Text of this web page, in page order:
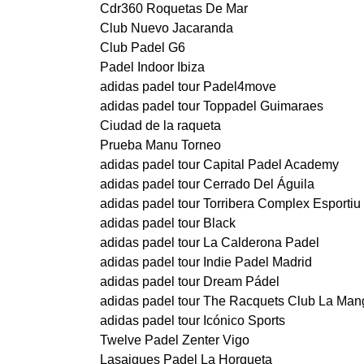
Cdr360 Roquetas De Mar
Club Nuevo Jacaranda
Club Padel G6
Padel Indoor Ibiza
adidas padel tour Padel4move
adidas padel tour Toppadel Guimaraes
Ciudad de la raqueta
Prueba Manu Torneo
adidas padel tour Capital Padel Academy
adidas padel tour Cerrado Del Águila
adidas padel tour Torribera Complex Esportiu
adidas padel tour Black
adidas padel tour La Calderona Padel
adidas padel tour Indie Padel Madrid
adidas padel tour Dream Pádel
adidas padel tour The Racquets Club La
adidas padel tour Icónico Sports
Twelve Padel Zenter Vigo
Lasaigues Padel La Horqueta